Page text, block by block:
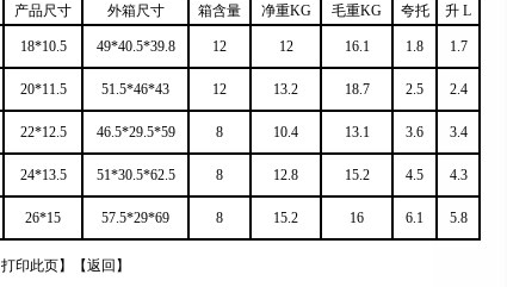
产品尺寸 外箱尺寸 箱含量 净重KG 毛重KG 夸托 升 L
18*10.5 49*40.5*39.8 12 12 16.1 1.8 1.7
20*11.5 51.5*46*43 12 13.2 18.7 2.5 2.4
22*12.5 46.5*29.5*59 8 10.4 13.1 3.6 3.4
24*13.5 51*30.5*62.5 8 12.8 15.2 4.5 4.3
26*15 57.5*29*69 8 15.2 16 6.1 5.8
打印此页】【返回 】